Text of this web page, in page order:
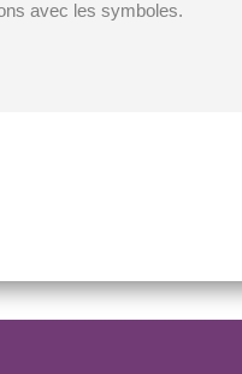
avec les symboles.